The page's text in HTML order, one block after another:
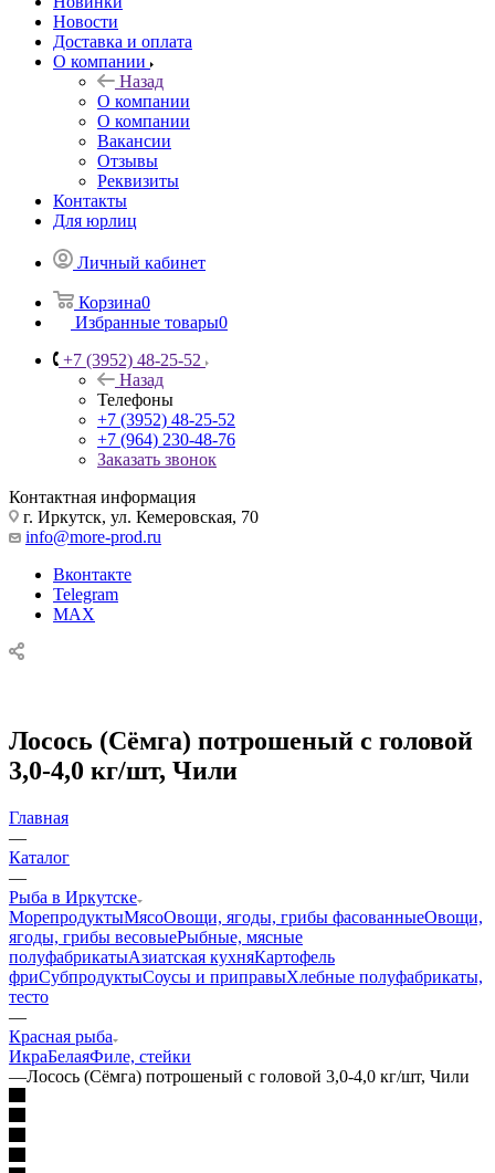
Новости
Доставка и оплата
О компании
Назад
О компании
О компании
Вакансии
Отзывы
Реквизиты
Контакты
Для юрлиц
Личный кабинет
Корзина0
Избранные товары0
+7 (3952) 48-25-52
Назад
Телефоны
+7 (3952) 48-25-52
+7 (964) 230-48-76
Заказать звонок
Контактная информация
г. Иркутск, ул. Кемеровская, 70
info@more-prod.ru
Вконтакте
Telegram
MAX
Лосось (Сёмга) потрошеный с головой
3,0-4,0 кг/шт, Чили
Главная
—
Каталог
—
Рыба в Иркутске
МорепродуктыМясоОвощи, ягоды, грибы фасованныеОвощи,
ягоды, грибы весовыеРыбные, мясные
полуфабрикатыАзиатская кухняКартофель
фриСубпродуктыСоусы и приправыХлебные полуфабрикаты,
тесто
—
Красная рыба
ИкраБелаяФиле, стейки
—Лосось (Сёмга) потрошеный с головой 3,0-4,0 кг/шт, Чили